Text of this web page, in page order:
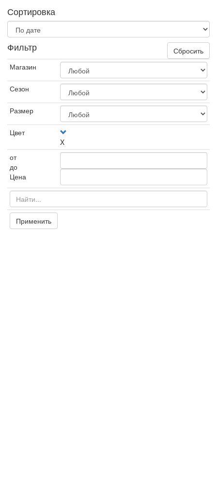
Сортировка
Фильтр
Сбросить
Магазин
Сезон
Размер
Цвет
X
от
до
Цена
Применить